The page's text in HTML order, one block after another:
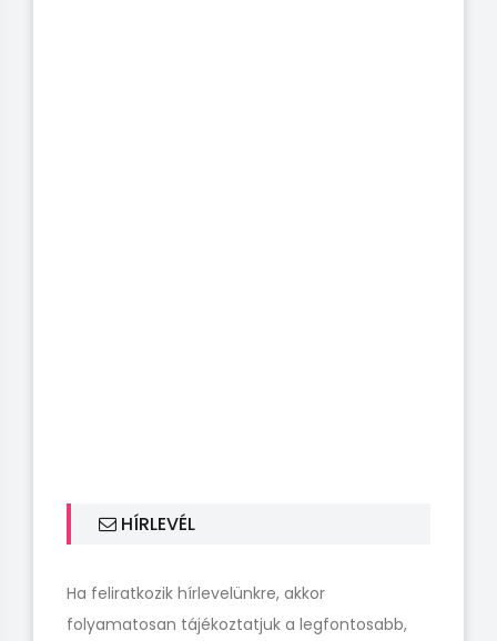
HÍRLEVÉL
Ha feliratkozik hírlevelünkre, akkor
folyamatosan tájékoztatjuk a legfontosabb,